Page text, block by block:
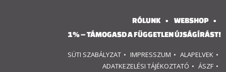
RÓLUNK
WEBSHOP
1% – TÁMOGASD A FÜGGETLEN ÚJSÁGÍRÁST!
SÜTI SZABÁLYZAT IMPRESSZUM
ALAPELVEK
ADATKEZELÉSI TÁJÉKOZTATÓ
ÁSZF